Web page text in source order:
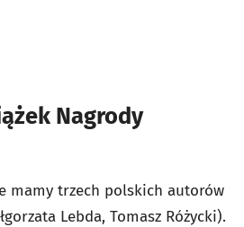
Nagrody
mamy trzech polskich autorów
Lebda, Tomasz Różycki).